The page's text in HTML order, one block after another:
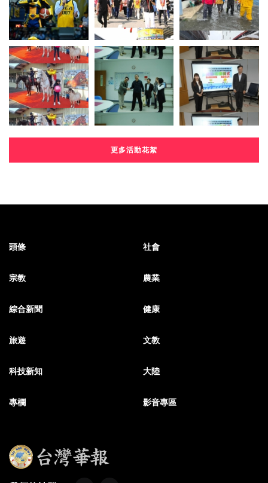
更多活動花絮
頭條 社會
宗教 農業
綜合新聞 健康
旅遊 文教
科技新知 大陸
專欄 影音專區